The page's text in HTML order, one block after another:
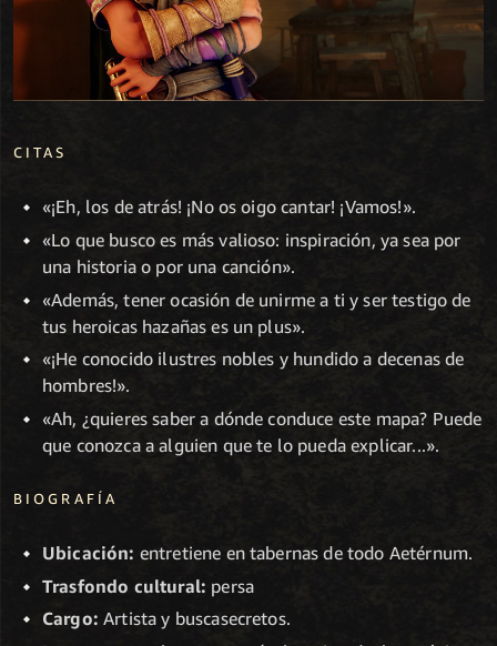
CITAS
«¡Eh, los de atrás! ¡No os oigo cantar! ¡Vamos!».
«Lo que busco es más valioso: inspiración, ya sea por
una historia o por una canción».
«Además, tener ocasión de unirme a ti y ser testigo de
tus heroicas hazañas es un plus».
«¡He conocido ilustres nobles y hundido a decenas de
hombres!».
«Ah, ¿quieres saber a dónde conduce este mapa? Puede
que conozca a alguien que te lo pueda explicar...».
BIOGRAFÍA
Ubicación: entretiene en tabernas de todo Aetérnum.
Trasfondo cultural: persa
Cargo:Artista y buscasecretos.